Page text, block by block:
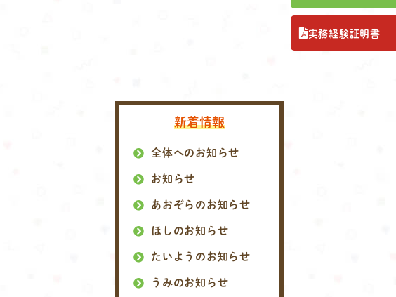
新着情報
全体へのお知らせ
お知らせ
あおぞらのお知らせ
ほしのお知らせ
たいようのお知らせ
うみのお知らせ
実務経験証明書